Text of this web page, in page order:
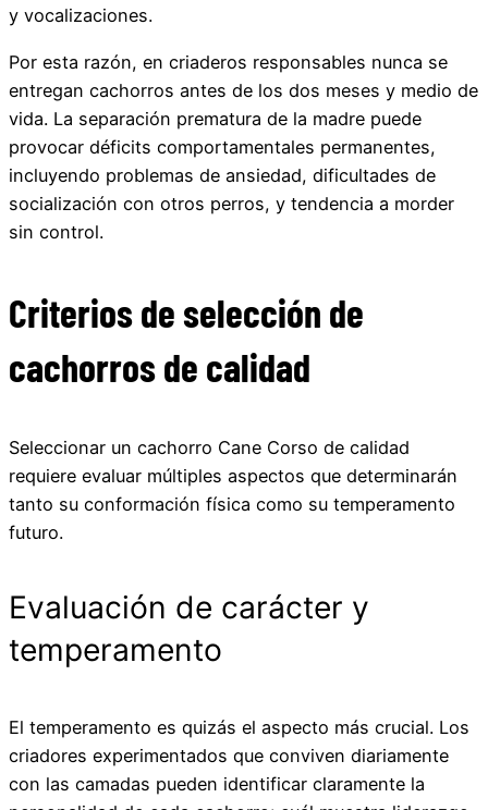
y vocalizaciones.
Por esta razón, en criaderos responsables nunca se
entregan cachorros antes de los dos meses y medio de
vida. La separación prematura de la madre puede
provocar déficits comportamentales permanentes,
incluyendo problemas de ansiedad, dificultades de
socialización con otros perros, y tendencia a morder
sin control.
Criterios de selección de
cachorros de calidad
Seleccionar un cachorro Cane Corso de calidad
requiere evaluar múltiples aspectos que determinarán
tanto su conformación física como su temperamento
futuro.
Evaluación de carácter y
temperamento
El temperamento es quizás el aspecto más crucial. Los
criadores experimentados que conviven diariamente
con las camadas pueden identificar claramente la